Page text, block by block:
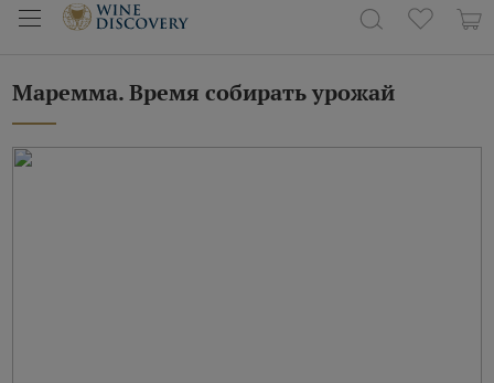
Маремма. Время собирать урожай